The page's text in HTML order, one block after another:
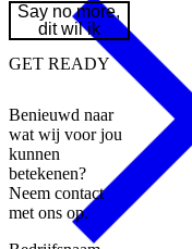
Say no more,
dit wil ik
GET READY
Benieuwd naar
wat wij voor jou
kunnen
betekenen?
Neem contact
met ons op.